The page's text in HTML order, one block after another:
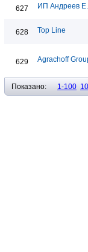
627 ИП Андреев
628 Top Line
629 Agrachoff
Показано: 1-100